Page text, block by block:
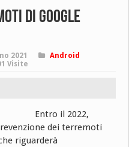
di Google
2021
Android
Visite
Entro il 2022,
dei terremoti
riguarderà